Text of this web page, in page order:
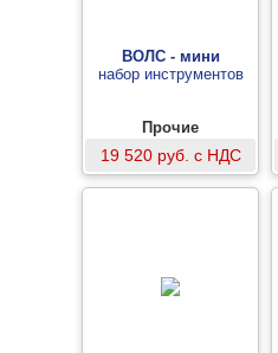
ВОЛС - мини
набор инструментов
Прочие
19 520 руб. с НДС